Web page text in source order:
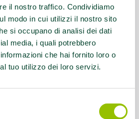
il nostro traffico. Condividiamo
modo in cui utilizzi il nostro sito
si occupano di analisi dei dati
media, i quali potrebbero
che hai fornito loro o
tuo utilizzo dei loro servizi.